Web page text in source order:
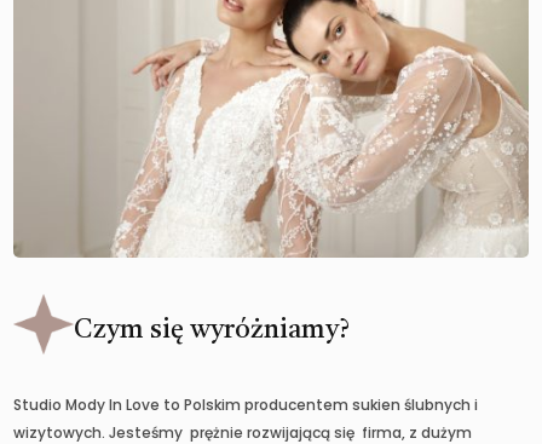
Czym się wyróżniamy?
Studio Mody In Love to Polskim producentem sukien ślubnych i
wizytowych. Jesteśmy prężnie rozwijającą się firma, z dużym